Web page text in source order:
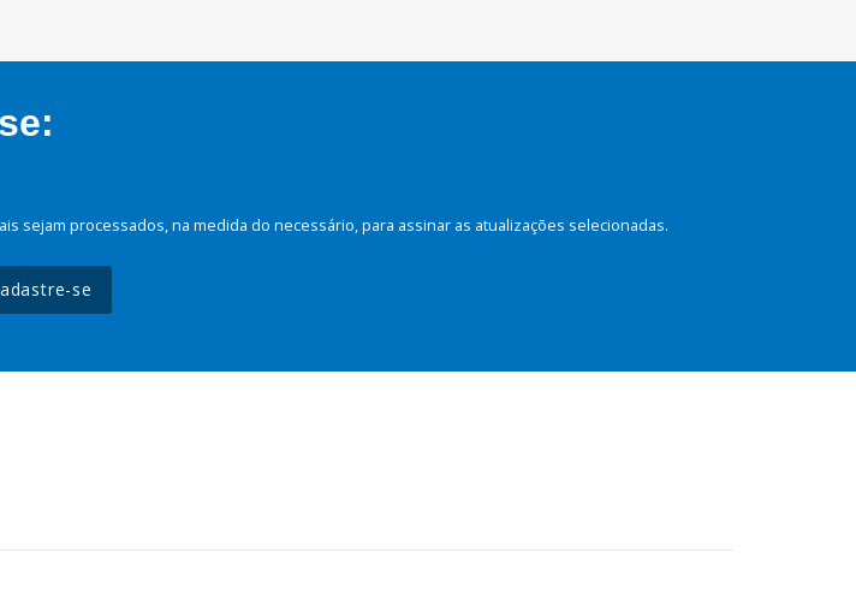
sejam processados, na medida do necessário, para assinar as atualizações selecionadas.
se